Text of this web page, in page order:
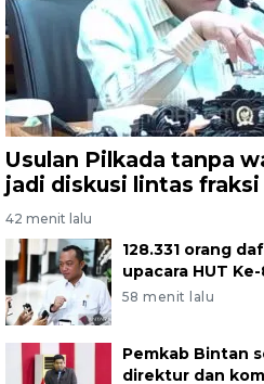
Usulan Pilkada tanpa
jadi diskusi lintas fraksi
42 menit lalu
128.331 orang
upacara HUT
58 menit lalu
Pemkab Bintan
direktur dan